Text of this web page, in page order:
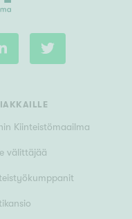
Kiinteistömaailma
välittäjää